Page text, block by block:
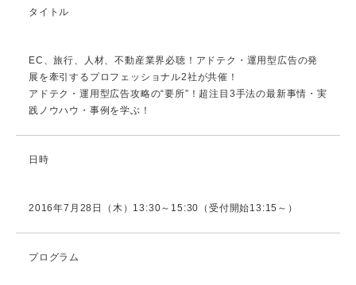
タイトル
EC、旅行、人材、不動産業界必聴！アドテク・運用型広告の発
展を牽引するプロフェッショナル2社が共催！
アドテク・運用型広告攻略の“要所”！超注目3手法の最新事情・実
践ノウハウ・事例を学ぶ！
日時
2016年7月28日（木）13:30～15:30（受付開始13:15～）
プログラム